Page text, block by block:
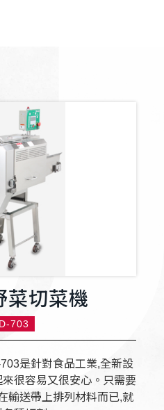
菜切菜機
703
是針對食品工業,全新設
很容易又很安心。只需要
輸送帶上排列材料而已,就